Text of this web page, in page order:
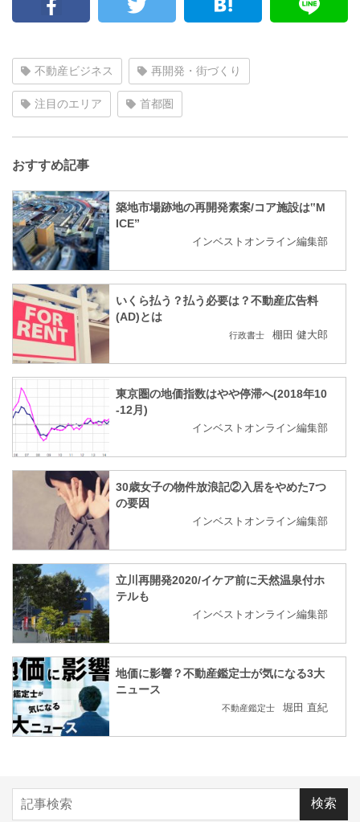
不動産ビジネス 再開発・街づくり
注目のエリア 首都圏
おすすめ記事
築地市場跡地の再開発素案/コア施設は‟M
ICE”
インベストオンライン編集部
いくら払う？払う必要は？不動産広告料
(AD)とは
行政書士 棚田 健大郎
東京圏の地価指数はやや停滞へ(2018年10
-12月)
インベストオンライン編集部
30歳女子の物件放浪記②入居をやめた7つ
の要因
インベストオンライン編集部
立川再開発2020/イケア前に天然温泉付ホ
テルも
インベストオンライン編集部
地価に影響？不動産鑑定士が気になる3大
ニュース
不動産鑑定士 堀田 直紀